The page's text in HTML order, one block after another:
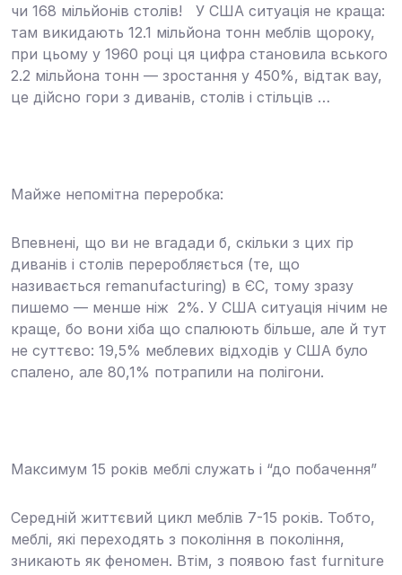
чи 168 мільйонів столів! У США ситуація не краща:
там викидають 12.1 мільйона тонн меблів щороку,
при цьому у 1960 році ця цифра становила вського
2.2 мільйона тонн — зростання у 450%, відтак вау,
це дійсно гори з диванів, столів і стільців …
Майже непомітна переробка:
Впевнені, що ви не вгадади б, скільки з цих гір
диванів і столів переробляється (те, що
називається remanufacturing) в ЄС, тому зразу
пишемо — менше ніж 2%. У США ситуація нічим не
краще, бо вони хіба що спалюють більше, але й тут
не суттєво: 19,5% меблевих відходів у США було
спалено, але 80,1% потрапили на полігони.
Максимум 15 років меблі служать і “до побачення”
Середній життєвий цикл меблів 7-15 років. Тобто,
меблі, які переходять з покоління в покоління,
зникають як феномен. Втім, з появою fast furniture